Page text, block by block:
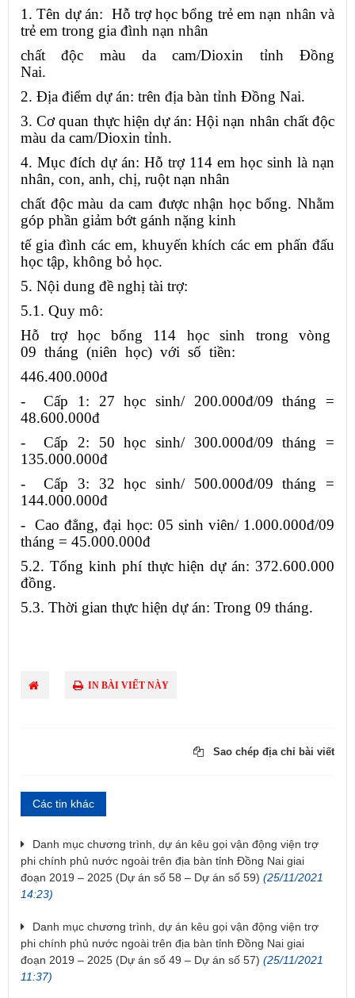
1. Tên dự án: Hỗ trợ học bổng trẻ em nạn nhân và
trẻ em trong gia đình nạn nhân
chất độc màu da cam/Dioxin tỉnh Đồng
Nai.
2. Địa điểm dự án: trên địa bàn tỉnh Đồng Nai.
3. Cơ quan thực hiện dự án: Hội nạn nhân chất độc
màu da cam/Dioxin tỉnh.
4. Mục đích dự án: Hỗ trợ 114 em học sinh là nạn
nhân, con, anh, chị, ruột nạn nhân
chất độc màu da cam được nhận học bổng. Nhằm
góp phần giảm bớt gánh nặng kinh
tế gia đình các em, khuyến khích các em phấn đấu
học tập, không bỏ học.
5. Nội dung đề nghị tài trợ:
5.1. Quy mô:
Hỗ trợ học bổng 114 học sinh trong vòng
09 tháng (niên học) với số tiền:
446.400.000đ
- Cấp 1: 27 học sinh/ 200.000đ/09 tháng =
48.600.000đ
- Cấp 2: 50 học sinh/ 300.000đ/09 tháng =
135.000.000đ
- Cấp 3: 32 học sinh/ 500.000đ/09 tháng =
144.000.000đ
- Cao đẳng, đại học: 05 sinh viên/ 1.000.000đ/09
tháng = 45.000.000đ
5.2. Tổng kinh phí thực hiện dự án: 372.600.000
đồng.
5.3. Thời gian thực hiện dự án: Trong 09 tháng.
IN BÀI VIẾT NÀY
Sao chép địa chỉ bài viết
Các tin khác
Danh mục chương trình, dự án kêu gọi vận động viện trợ
phi chính phủ nước ngoài trên địa bàn tỉnh Đồng Nai giai
đoạn 2019 – 2025 (Dự án số 58 – Dự án số 59) (25/11/2021
14:23)
Danh mục chương trình, dự án kêu gọi vận động viện trợ
phi chính phủ nước ngoài trên địa bàn tỉnh Đồng Nai giai
đoạn 2019 – 2025 (Dự án số 49 – Dự án số 57) (25/11/2021
11:37)